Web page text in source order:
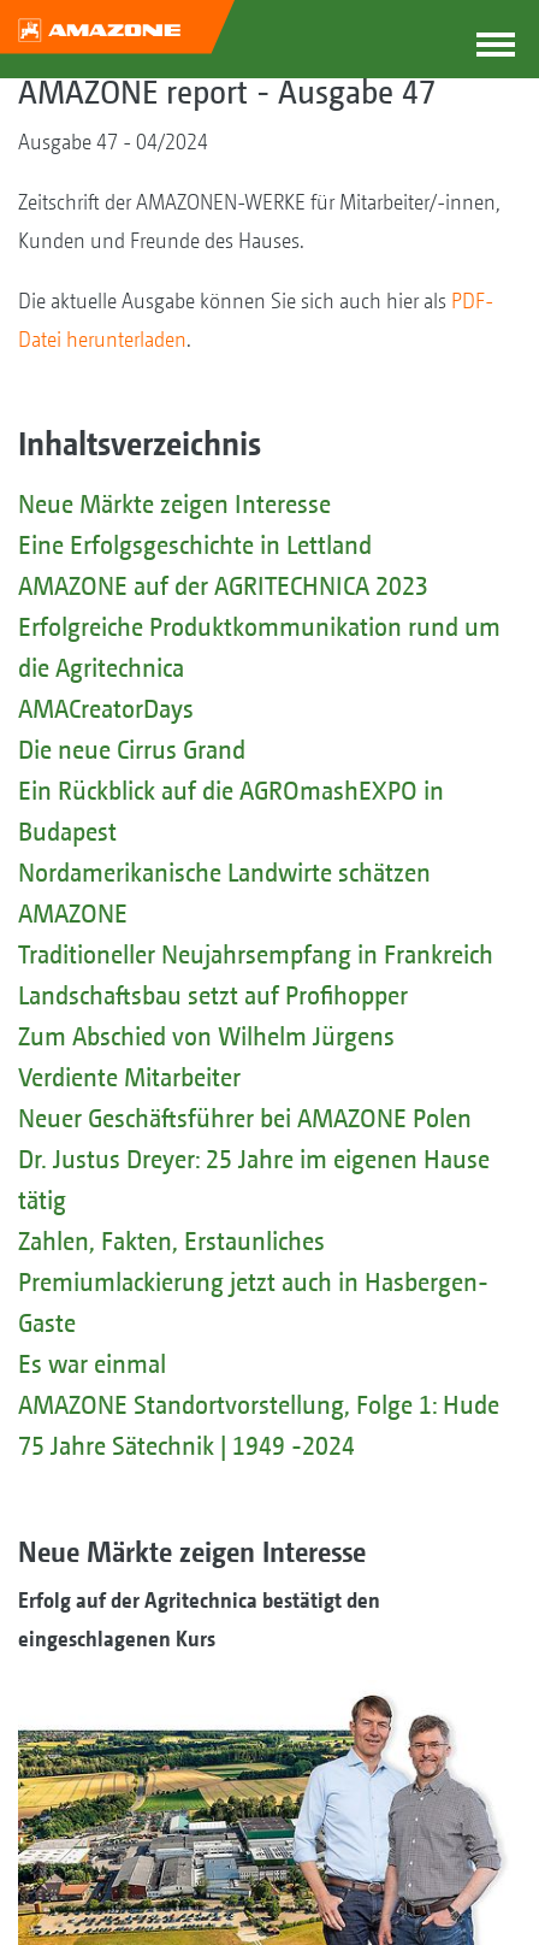
AMAZONE report - Ausgabe 47
Ausgabe 47 - 04/2024
Zeitschrift der AMAZONEN-WERKE für Mitarbeiter/-innen,
Kunden und Freunde des Hauses.
Die aktuelle Ausgabe können Sie sich auch hier als PDF-
Datei herunterladen.
Inhaltsverzeichnis
Neue Märkte zeigen Interesse
Eine Erfolgsgeschichte in Lettland
AMAZONE auf der AGRITECHNICA 2023
Erfolgreiche Produktkommunikation rund um
die Agritechnica
AMACreatorDays
Die neue Cirrus Grand
Ein Rückblick auf die AGROmashEXPO in
Budapest
Nordamerikanische Landwirte schätzen
AMAZONE
Traditioneller Neujahrsempfang in Frankreich
Landschaftsbau setzt auf Profihopper
Zum Abschied von Wilhelm Jürgens
Verdiente Mitarbeiter
Neuer Geschäftsführer bei AMAZONE Polen
Dr. Justus Dreyer: 25 Jahre im eigenen Hause
tätig
Zahlen, Fakten, Erstaunliches
Premiumlackierung jetzt auch in Hasbergen-
Gaste
Es war einmal
AMAZONE Standortvorstellung, Folge 1: Hude
75 Jahre Sätechnik | 1949 -2024
Neue Märkte zeigen Interesse
Erfolg auf der Agritechnica bestätigt den
eingeschlagenen Kurs